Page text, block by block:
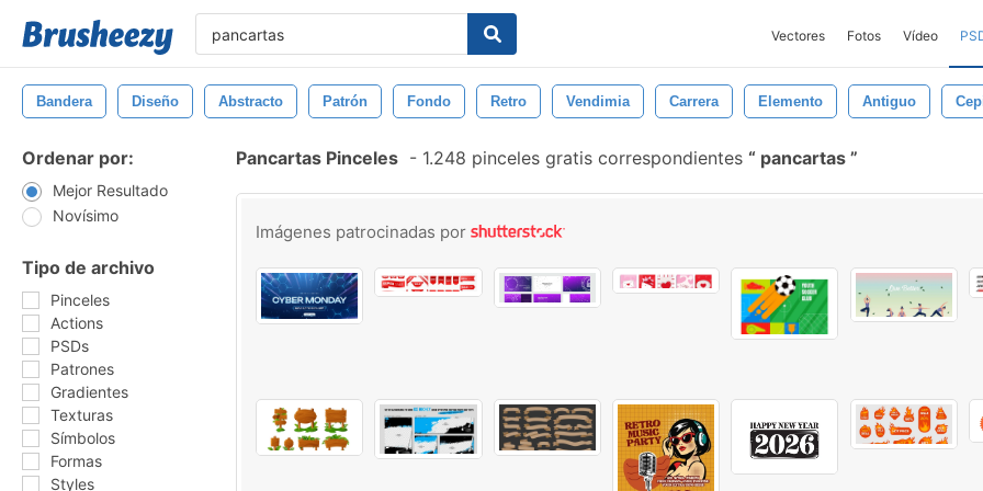
Vectores Fotos Vídeo
Bandera Diseño Abstracto Patrón Fondo Retro Vendimia Carrera Elemento Antiguo
Ordenar por:
Mejor Resultado
Novísimo
Tipo de archivo
Pinceles
Actions
PSDs
Patrones
Gradientes
Texturas
Símbolos
Formas
Styles
Pancartas Pinceles - 1.248 pinceles gratis correspondientes pancartas
Imágenes patrocinadas por